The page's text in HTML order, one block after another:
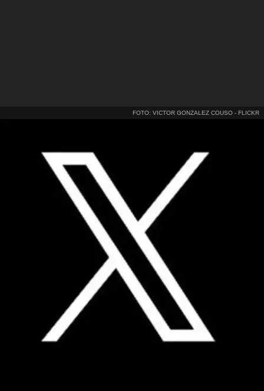
FOTO: VICTOR GONZALEZ COUSO - FLICKR